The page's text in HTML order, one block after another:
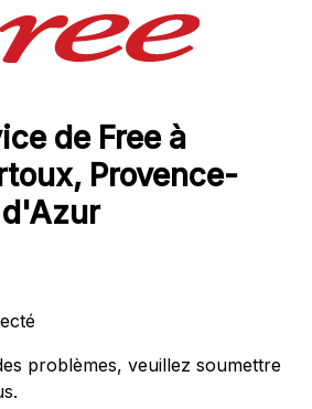
de Free à
Provence-
problèmes, veuillez soumettre